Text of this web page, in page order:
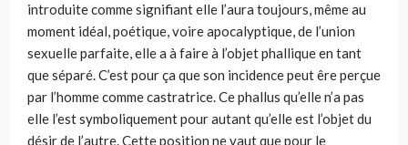
introduite comme signifiant elle l’aura toujours, même au
moment idéal, poétique, voire apocalyptique, de l’union
sexuelle parfaite, elle a à faire à l’objet phallique en tant
que séparé. C’est pour ça que son incidence peut êre perçue
par l’homme comme castratrice. Ce phallus qu’elle n’a pas
elle l’est symboliquement pour autant qu’elle est l’objet du
désir de l’autre. Cette position ne vaut que pour le